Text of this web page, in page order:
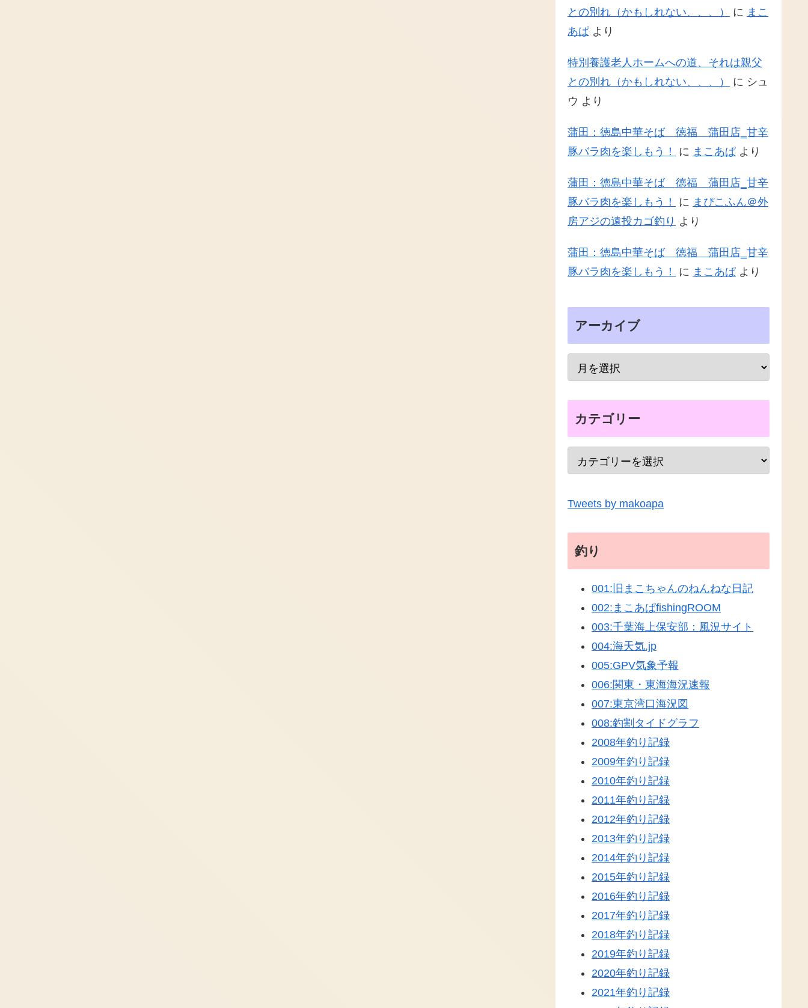
との別れ（かもしれない、、、）
に まこ
あぱ より
特別養護老人ホームへの道、それは親父
との別れ（かもしれない、、、）
に シュ
ウ より
蒲田：徳島中華そば 徳福 蒲田店‗甘辛
豚バラ肉を楽しもう！
に まこあぱ より
蒲田：徳島中華そば 徳福 蒲田店‗甘辛
豚バラ肉を楽しもう！
に まぴこふん＠外
房アジの遠投カゴ釣り より
蒲田：徳島中華そば 徳福 蒲田店‗甘辛
豚バラ肉を楽しもう！
に まこあぱ より
アーカイブ
カテゴリー
Tweets by makoapa
釣り
001:旧まこちゃんのねんねな日記
002:まこあぱfishingROOM
003:千葉海上保安部：風況サイト
004:海天気.jp
005:GPV気象予報
006:関東・東海海況速報
007:東京湾口海況図
008:釣割タイドグラフ
2008年釣り記録
2009年釣り記録
2010年釣り記録
2011年釣り記録
2012年釣り記録
2013年釣り記録
2014年釣り記録
2015年釣り記録
2016年釣り記録
2017年釣り記録
2018年釣り記録
2019年釣り記録
2020年釣り記録
2021年釣り記録